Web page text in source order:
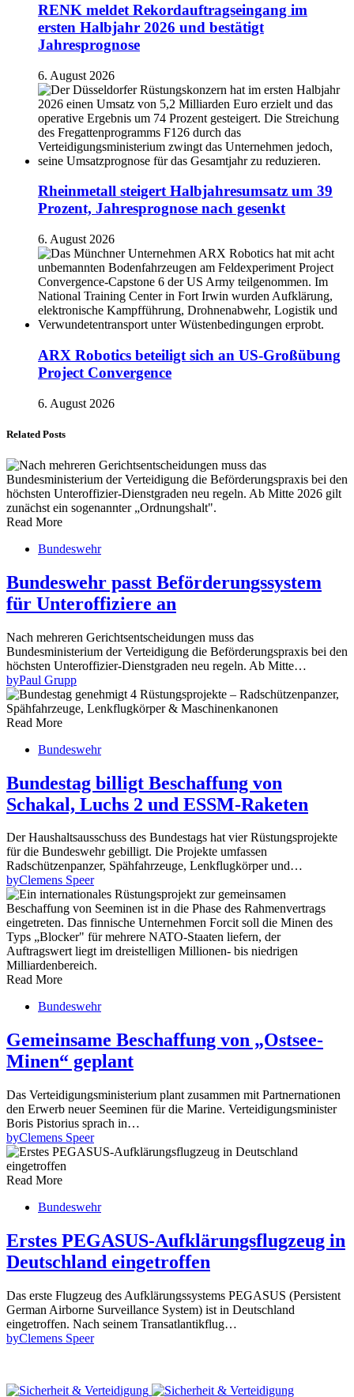
RENK meldet Rekordauftragseingang im
ersten Halbjahr 2026 und bestätigt
Jahresprognose
6. August 2026
Rheinmetall steigert Halbjahresumsatz um 39
Prozent, Jahresprognose nach gesenkt
6. August 2026
ARX Robotics beteiligt sich an US-Großübung
Project Convergence
6. August 2026
Related Posts
Read More
Bundeswehr
Bundeswehr passt Beförderungssystem
für Unteroffiziere an
Nach mehreren Gerichtsentscheidungen muss das
Bundesministerium der Verteidigung die Beförderungspraxis bei den
höchsten Unteroffizier-Dienstgraden neu regeln. Ab Mitte…
byPaul Grupp
Read More
Bundeswehr
Bundestag billigt Beschaffung von
Schakal, Luchs 2 und ESSM-Raketen
Der Haushaltsausschuss des Bundestags hat vier Rüstungsprojekte
für die Bundeswehr gebilligt. Die Projekte umfassen
Radschützenpanzer, Spähfahrzeuge, Lenkflugkörper und…
byClemens Speer
Read More
Bundeswehr
Gemeinsame Beschaffung von „Ostsee-
Minen“ geplant
Das Verteidigungsministerium plant zusammen mit Partnernationen
den Erwerb neuer Seeminen für die Marine. Verteidigungsminister
Boris Pistorius sprach in…
byClemens Speer
Read More
Bundeswehr
Erstes PEGASUS-Aufklärungsflugzeug in
Deutschland eingetroffen
Das erste Flugzeug des Aufklärungssystems PEGASUS (Persistent
German Airborne Surveillance System) ist in Deutschland
eingetroffen. Nach seinem Transatlantikflug…
byClemens Speer